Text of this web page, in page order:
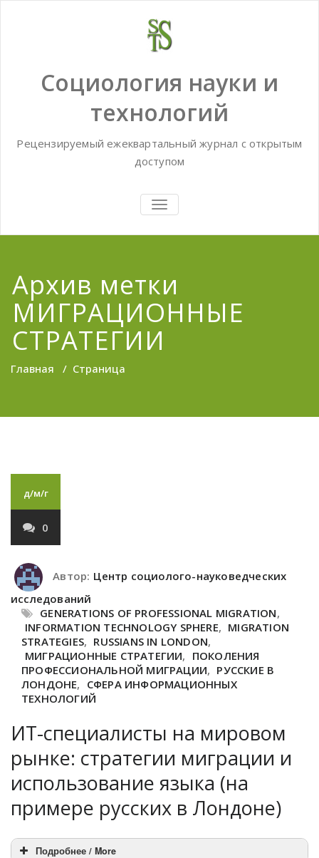
Социология науки и
технологий
Рецензируемый ежеквартальный журнал с открытым
доступом
TOGGLE
NAVIGATION
Архив метки
МИГРАЦИОННЫЕ
СТРАТЕГИИ
Главная / Страница
д/м/г
0
Автор: Центр социолого-науковедческих
исследований
GENERATIONS OF PROFESSIONAL MIGRATION,
INFORMATION TECHNOLOGY SPHERE, MIGRATION
STRATEGIES, RUSSIANS IN LONDON,
МИГРАЦИОННЫЕ СТРАТЕГИИ, ПОКОЛЕНИЯ
ПРОФЕССИОНАЛЬНОЙ МИГРАЦИИ, РУССКИЕ В
ЛОНДОНЕ, СФЕРА ИНФОРМАЦИОННЫХ
ТЕХНОЛОГИЙ
ИТ-специалисты на мировом
рынке: стратегии миграции и
использование языка (на
примере русских в Лондоне)
Подробнее / More